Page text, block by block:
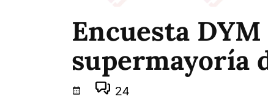
Encuesta DYM
supermayoría
24